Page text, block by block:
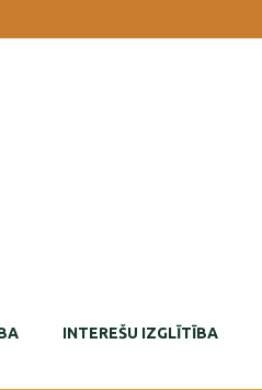
INTEREŠU IZGLĪTĪBA